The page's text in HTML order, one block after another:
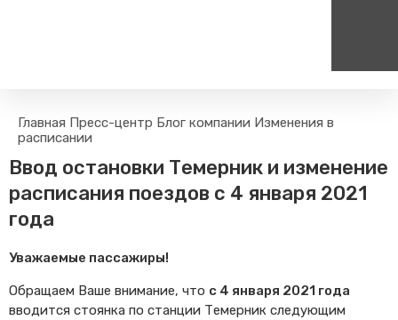
Пассажирам
Правила проезда
Часто задаваемые вопросы
Тарифы и льготы
Способы оплаты проезда
касс
Абонементные билеты
Мобильные приложения
Туризм
Веломаршруты
Аудиогиды
Единый номер вызова экстренных служб
112
Главная Пресс-центр Блог компании Изменения в
расписании
Ввод остановки Темерник и изменение
расписания поездов с 4 января 2021
года
Уважаемые пассажиры!
Обращаем Ваше внимание, что с 4 января 2021 года
вводится стоянка по станции Темерник следующим